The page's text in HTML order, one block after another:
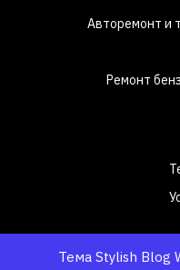
Авторемонт и
Ремонт
Тема Stylish Blog